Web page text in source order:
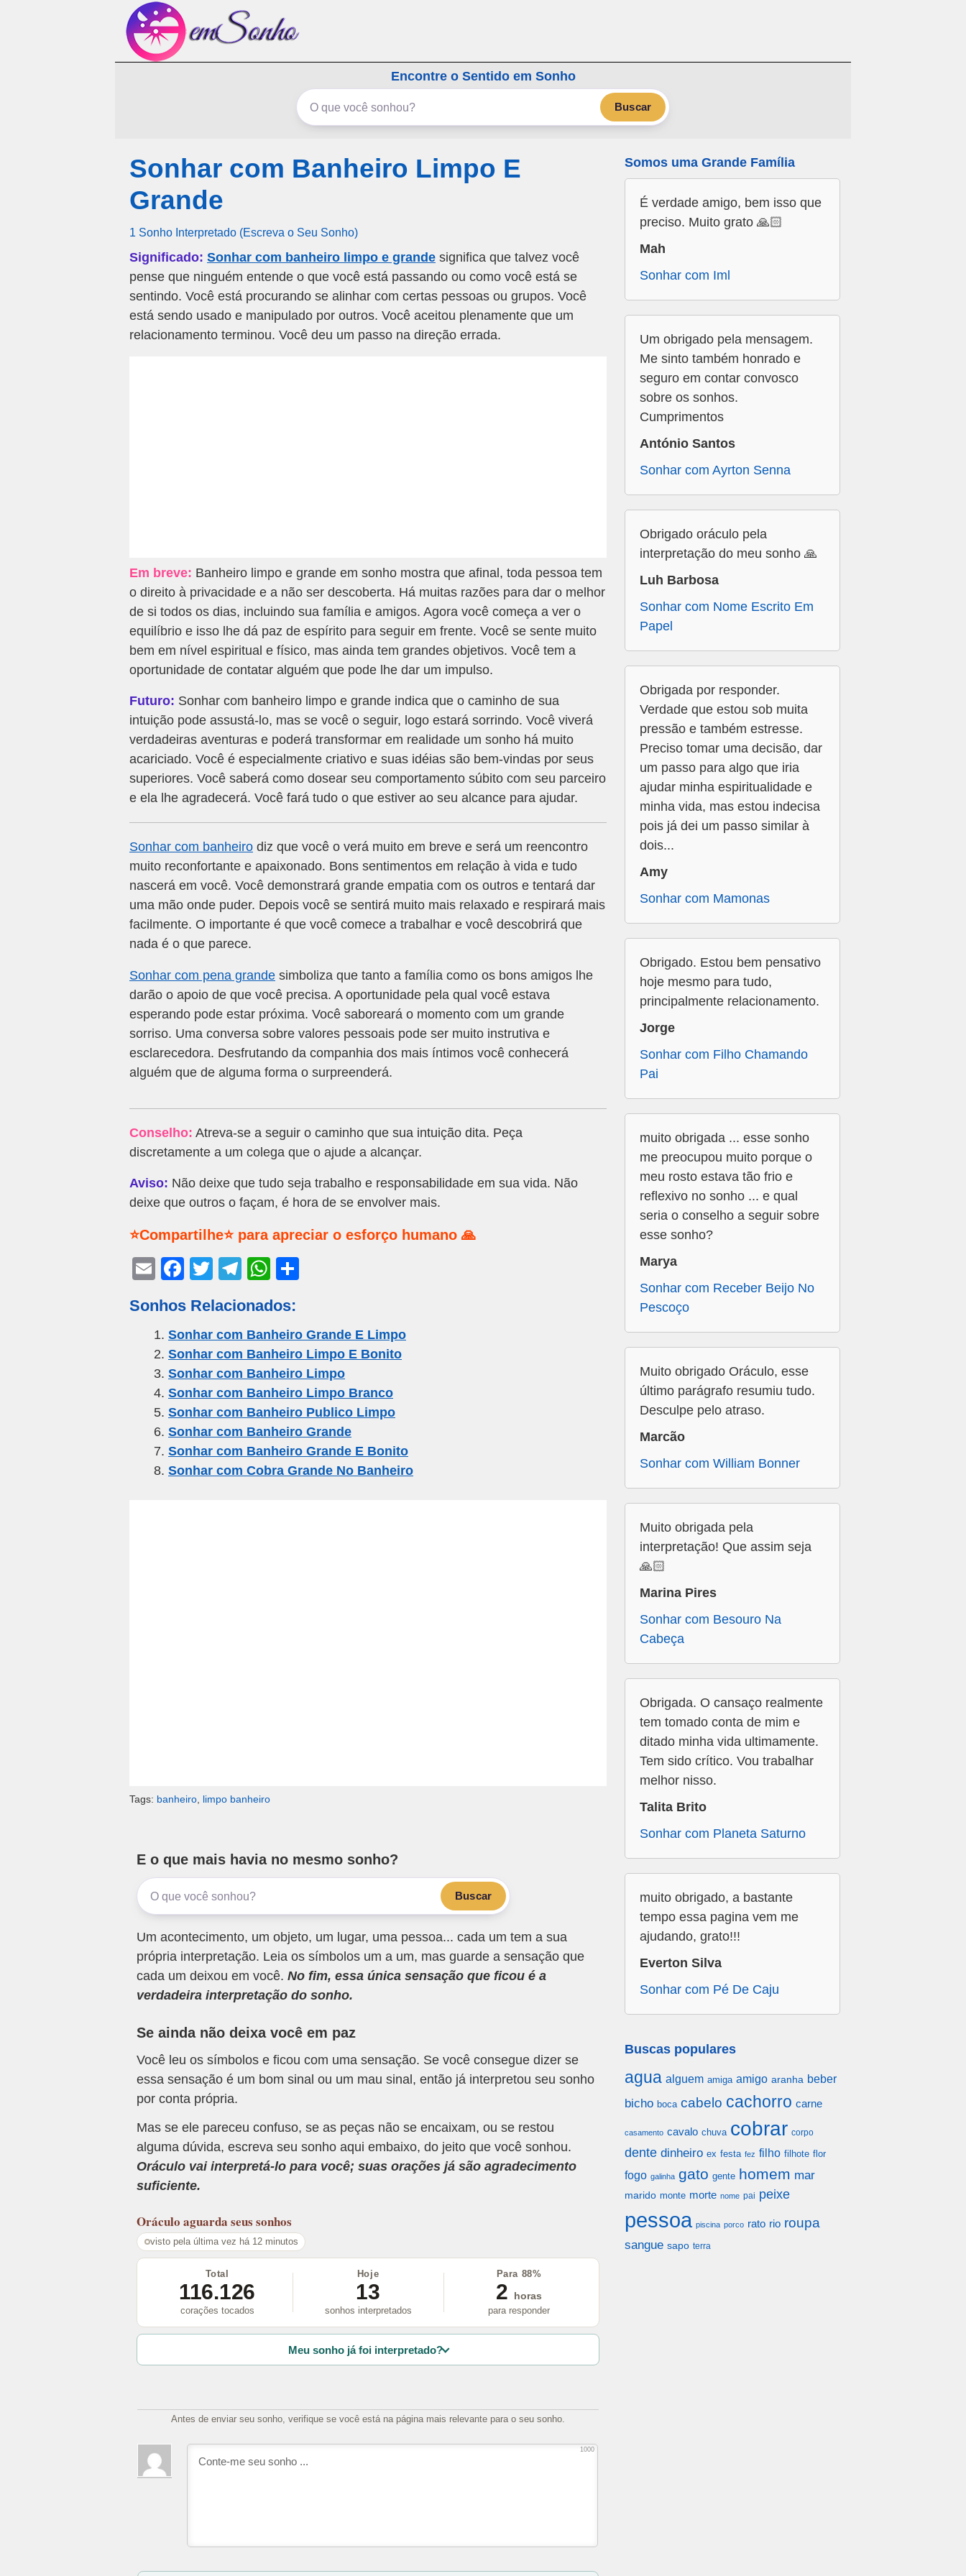
Encontre o Sentido em Sonho
Buscar
Sonhar com Banheiro Limpo E
Grande
1 Sonho Interpretado (Escreva o Seu Sonho)
Significado: Sonhar com banheiro limpo e grande significa que talvez você
pense que ninguém entende o que você está passando ou como você está se
sentindo. Você está procurando se alinhar com certas pessoas ou grupos. Você
está sendo usado e manipulado por outros. Você aceitou plenamente que um
relacionamento terminou. Você deu um passo na direção errada.
Em breve: Banheiro limpo e grande em sonho mostra que afinal, toda pessoa tem
o direito à privacidade e a não ser descoberta. Há muitas razões para dar o melhor
de si todos os dias, incluindo sua família e amigos. Agora você começa a ver o
equilíbrio e isso lhe dá paz de espírito para seguir em frente. Você se sente muito
bem em nível espiritual e físico, mas ainda tem grandes objetivos. Você tem a
oportunidade de contatar alguém que pode lhe dar um impulso.
Futuro: Sonhar com banheiro limpo e grande indica que o caminho de sua
intuição pode assustá-lo, mas se você o seguir, logo estará sorrindo. Você viverá
verdadeiras aventuras e poderá transformar em realidade um sonho há muito
acariciado. Você é especialmente criativo e suas idéias são bem-vindas por seus
superiores. Você saberá como dosear seu comportamento súbito com seu parceiro
e ela lhe agradecerá. Você fará tudo o que estiver ao seu alcance para ajudar.
Sonhar com banheiro diz que você o verá muito em breve e será um reencontro
muito reconfortante e apaixonado. Bons sentimentos em relação à vida e tudo
nascerá em você. Você demonstrará grande empatia com os outros e tentará dar
uma mão onde puder. Depois você se sentirá muito mais relaxado e respirará mais
facilmente. O importante é que você comece a trabalhar e você descobrirá que
nada é o que parece.
Sonhar com pena grande simboliza que tanto a família como os bons amigos lhe
darão o apoio de que você precisa. A oportunidade pela qual você estava
esperando pode estar próxima. Você saboreará o momento com um grande
sorriso. Uma conversa sobre valores pessoais pode ser muito instrutiva e
esclarecedora. Desfrutando da companhia dos mais íntimos você conhecerá
alguém que de alguma forma o surpreenderá.
Conselho: Atreva-se a seguir o caminho que sua intuição dita. Peça
discretamente a um colega que o ajude a alcançar.
Aviso: Não deixe que tudo seja trabalho e responsabilidade em sua vida. Não
deixe que outros o façam, é hora de se envolver mais.
⭐Compartilhe⭐ para apreciar o esforço humano 🙏
E
ail
F
c
e
b
o
o
k
T
tt
er
T
e
gr
a
m
W
at
s
A
p
p
e
Sonhos Relacionados:
Sonhar com Banheiro Grande E Limpo
Sonhar com Banheiro Limpo E Bonito
Sonhar com Banheiro Limpo
Sonhar com Banheiro Limpo Branco
Sonhar com Banheiro Publico Limpo
Sonhar com Banheiro Grande
Sonhar com Banheiro Grande E Bonito
Sonhar com Cobra Grande No Banheiro
Tags: banheiro limpo banheiro
E o que mais havia no mesmo sonho?
Buscar
Um acontecimento, um objeto, um lugar, uma pessoa... cada um tem a sua
própria interpretação. Leia os símbolos um a um, mas guarde a sensação que
cada um deixou em você. No fim, essa única sensação que ficou é a
verdadeira interpretação do sonho.
Se ainda não deixa você em paz
Você leu os símbolos e ficou com uma sensação. Se você consegue dizer se
essa sensação é um bom sinal ou um mau sinal, então já interpretou seu sonho
por conta própria.
Mas se ele pareceu confuso, se as peças não se encaixam, ou se restou
alguma dúvida, escreva seu sonho aqui embaixo, do jeito que você sonhou.
Oráculo vai interpretá-lo para você; suas orações já são agradecimento
suficiente.
Oráculo aguarda seus sonhos
visto pela última vez há 12 minutos
Total
116.126
corações tocados
Hoje
13
sonhos interpretados
Para 88%
2
horas
para responder
Meu sonho já foi interpretado?
Antes de enviar seu sonho, verifique se você está na página mais relevante para o seu sonho.
1000
Somos uma Grande Família
É verdade amigo, bem isso que
preciso. Muito grato 🙏🏻
Mah
Sonhar com Iml
Um obrigado pela mensagem.
Me sinto também honrado e
seguro em contar convosco
sobre os sonhos.
Cumprimentos
António Santos
Sonhar com Ayrton Senna
Obrigado oráculo pela
interpretação do meu sonho 🙏
Luh Barbosa
Sonhar com Nome Escrito Em
Papel
Obrigada por responder.
Verdade que estou sob muita
pressão e também estresse.
Preciso tomar uma decisão, dar
um passo para algo que iria
ajudar minha espiritualidade e
minha vida, mas estou indecisa
pois já dei um passo similar à
dois...
Amy
Sonhar com Mamonas
Obrigado. Estou bem pensativo
hoje mesmo para tudo,
principalmente relacionamento.
Jorge
Sonhar com Filho Chamando
Pai
muito obrigada ... esse sonho
me preocupou muito porque o
meu rosto estava tão frio e
reflexivo no sonho ... e qual
seria o conselho a seguir sobre
esse sonho?
Marya
Sonhar com Receber Beijo No
Pescoço
Muito obrigado Oráculo, esse
último parágrafo resumiu tudo.
Desculpe pelo atraso.
Marcão
Sonhar com William Bonner
Muito obrigada pela
interpretação! Que assim seja
🙏🏻
Marina Pires
Sonhar com Besouro Na
Cabeça
Obrigada. O cansaço realmente
tem tomado conta de mim e
ditado minha vida ultimamente.
Tem sido crítico. Vou trabalhar
melhor nisso.
Talita Brito
Sonhar com Planeta Saturno
muito obrigado, a bastante
tempo essa pagina vem me
ajudando, grato!!!
Everton Silva
Sonhar com Pé De Caju
Buscas populares
agua alguem amiga amigo aranha beber
bicho boca cabelo cachorro carne
casamento cavalo chuva cobrar corpo
dente dinheiro ex festa fez filho filhote flor
fogo galinha gato gente homem mar
marido monte morte nome pai peixe
pessoa piscina porco rato rio roupa
sangue sapo terra